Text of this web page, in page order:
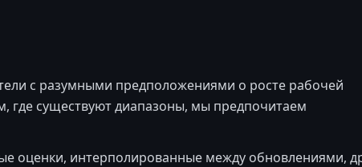
с разумными предположениями о росте рабочей
где существуют диапазоны, мы предпочитаем
оценки, интерполированные между обновлениями,